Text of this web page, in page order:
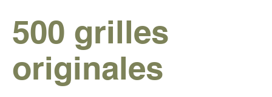
500 grilles
originales